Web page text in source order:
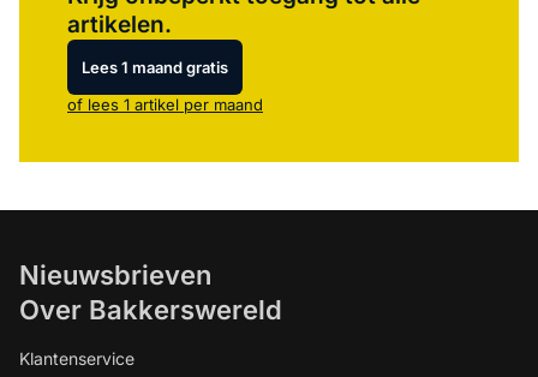
artikelen.
Lees 1 maand gratis
of lees 1 artikel per maand
Nieuwsbrieven
Over Bakkerswereld
Klantenservice